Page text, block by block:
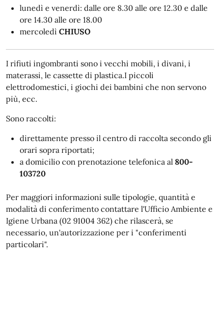
lunedì e venerdì: dalle ore 8.30 alle ore 12.30 e dalle
ore 14.30 alle ore 18.00
mercoledì CHIUSO
I rifiuti ingombranti sono i vecchi mobili, i divani, i
materassi, le cassette di plastica.I piccoli
elettrodomestici, i giochi dei bambini che non servono
più, ecc.
Sono raccolti:
direttamente presso il centro di raccolta secondo gli
orari sopra riportati;
a domicilio con prenotazione telefonica al 800-
103720
Per maggiori informazioni sulle tipologie, quantità e
modalità di conferimento contattare l'Ufficio Ambiente e
Igiene Urbana (02 91004 362) che rilascerà, se
necessario, un'autorizzazione per i "conferimenti
particolari".